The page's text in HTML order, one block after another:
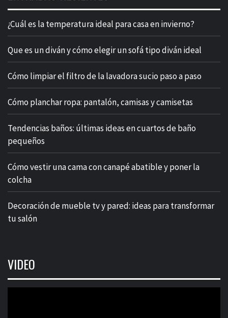
¿Cuál es la temperatura ideal para casa en invierno?
Que es un diván y cómo elegir un sofá tipo diván ideal
Cómo limpiar el filtro de la lavadora sucio paso a paso
Cómo planchar ropa: pantalón, camisas y camisetas
Tendencias baños: últimas ideas en cuartos de baño
pequeños
Cómo vestir una cama con canapé abatible y poner la
colcha
Decoración de mueble tv y pared: ideas para transformar
tu salón
VIDEO